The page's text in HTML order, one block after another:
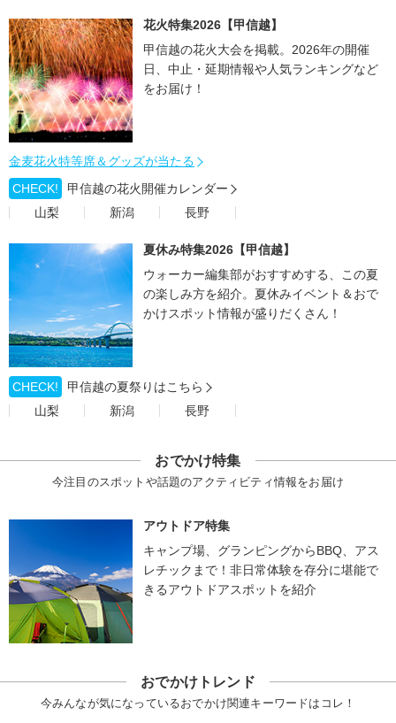
花火特集2026【甲信越】
甲信越の花火大会を掲載。2026年の開催
日、中止・延期情報や人気ランキングなど
をお届け！
金麦花火特等席＆グッズが当たる
CHECK!
甲信越の花火開催カレンダー
山梨
新潟 長野
夏休み特集2026【甲信越】
ウォーカー編集部がおすすめする、この夏
の楽しみ方を紹介。夏休みイベント＆おで
かけスポット情報が盛りだくさん！
CHECK!
甲信越の夏祭りはこちら
山梨
新潟 長野
おでかけ特集
今注目のスポットや話題のアクティビティ情報をお届け
アウトドア特集
キャンプ場、グランピングからBBQ、アス
レチックまで！非日常体験を存分に堪能で
きるアウトドアスポットを紹介
おでかけトレンド
今みんなが気になっているおでかけ関連キーワードはコレ！